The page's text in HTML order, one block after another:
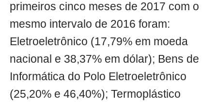
primeiros cinco meses de 2017 com o
mesmo intervalo de 2016 foram:
Eletroeletrônico (17,79% em moeda
nacional e 38,37% em dólar); Bens de
Informática do Polo Eletroeletrônico
(25,20% e 46,40%); Termoplástico